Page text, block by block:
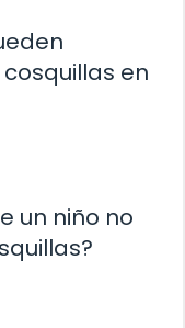
en
un niño no